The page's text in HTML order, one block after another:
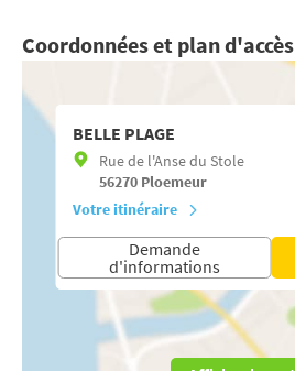
Coordonnées et plan d'accès
BELLE PLAGE
Rue de l'Anse du Stole
56270 Ploemeur
Votre itinéraire
Demande
d'informations